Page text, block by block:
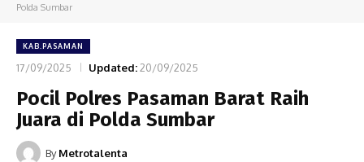
Polda Sumbar
KAB.PASAMAN
17/09/2025 Updated:20/09/2025
Pocil Polres Pasaman Barat Raih
Juara di Polda Sumbar
By Metrotalenta